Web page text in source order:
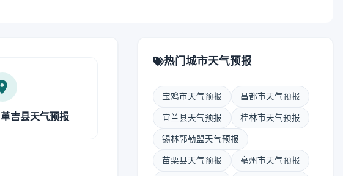
革吉县天气预报
热门城市天气预报
宝鸡市天气预报 昌都市天气预报
宜兰县天气预报 桂林市天气预报
锡林郭勒盟天气预报
苗栗县天气预报 亳州市天气预报